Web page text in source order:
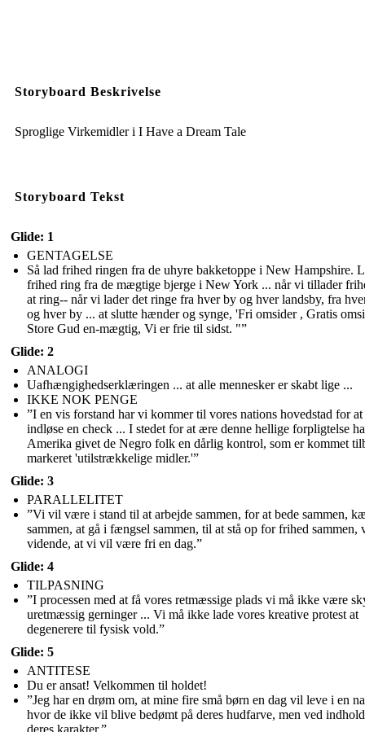
Storyboard Beskrivelse
Sproglige Virkemidler i I Have a Dream Tale
Storyboard Tekst
Glide: 1
GENTAGELSE
Så lad frihed ringen fra de uhyre bakketoppe i New Hampshire.
frihed ring fra de mægtige bjerge i New York ... når vi tillader
at ring-- når vi lader det ringe fra hver by og hver landsby, fra
og hver by ... at slutte hænder og synge, 'Fri omsider , Gratis
Store Gud en-mægtig, Vi er frie til sidst. "”
Glide: 2
ANALOGI
Uafhængighedserklæringen ... at alle mennesker er skabt lige ...
IKKE NOK PENGE
”I en vis forstand har vi kommer til vores nations hovedstad for at
indløse en check ... I stedet for at ære denne hellige forpligtelse
Amerika givet de Negro folk en dårlig kontrol, som er kommet
markeret 'utilstrækkelige midler.'”
Glide: 3
PARALLELITET
”Vi vil være i stand til at arbejde sammen, for at bede sammen,
sammen, at gå i fængsel sammen, til at stå op for frihed sammen,
vidende, at vi vil være fri en dag.”
Glide: 4
TILPASNING
”I processen med at få vores retmæssige plads vi må ikke være
uretmæssig gerninger ... Vi må ikke lade vores kreative protest at
degenerere til fysisk vold.”
Glide: 5
ANTITESE
Du er ansat! Velkommen til holdet!
”Jeg har en drøm om, at mine fire små børn en dag vil leve i en
hvor de ikke vil blive bedømt på deres hudfarve, men ved
deres karakter.”